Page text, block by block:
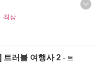
최상
트러블 여행사 2 - 트